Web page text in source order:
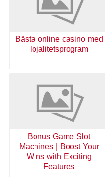
Bästa online casino med
lojalitetsprogram
Bonus Game Slot
Machines | Boost Your
Wins with Exciting
Features